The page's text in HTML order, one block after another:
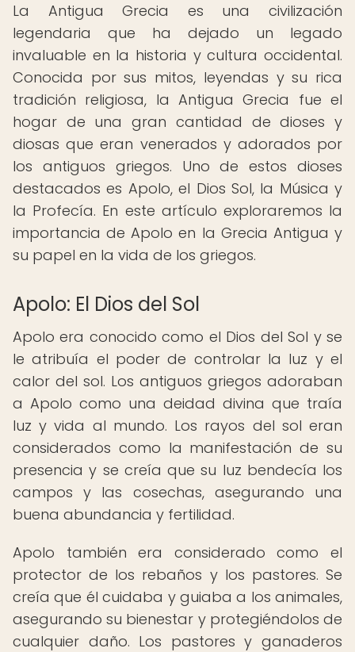
La Antigua Grecia es una civilización
legendaria que ha dejado un legado
invaluable en la historia y cultura occidental.
Conocida por sus mitos, leyendas y su rica
tradición religiosa, la Antigua Grecia fue el
hogar de una gran cantidad de dioses y
diosas que eran venerados y adorados por
los antiguos griegos. Uno de estos dioses
destacados es Apolo, el Dios Sol, la Música y
la Profecía. En este artículo exploraremos la
importancia de Apolo en la Grecia Antigua y
su papel en la vida de los griegos.
Apolo: El Dios del Sol
Apolo era conocido como el Dios del Sol y se
le atribuía el poder de controlar la luz y el
calor del sol. Los antiguos griegos adoraban
a Apolo como una deidad divina que traía
luz y vida al mundo. Los rayos del sol eran
considerados como la manifestación de su
presencia y se creía que su luz bendecía los
campos y las cosechas, asegurando una
buena abundancia y fertilidad.
Apolo también era considerado como el
protector de los rebaños y los pastores. Se
creía que él cuidaba y guiaba a los animales,
asegurando su bienestar y protegiéndolos de
cualquier daño. Los pastores y ganaderos